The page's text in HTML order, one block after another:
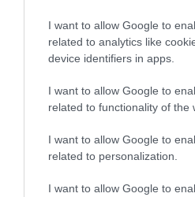
I want to allow Google to
related to analytics like
device identifiers in apps.
I want to allow Google to
related to functionality of the
I want to allow Google to
related to personalization.
I want to allow Google to
Οι ρωσικές δυνάμεις
από Σλαβιάνσκ και